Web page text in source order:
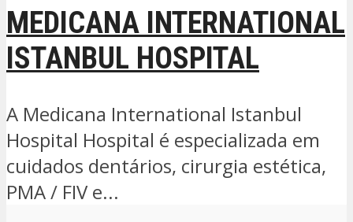
MEDICANA INTERNATIONAL
ISTANBUL HOSPITAL
A Medicana International Istanbul
Hospital Hospital é especializada em
cuidados dentários, cirurgia estética,
PMA / FIV e...